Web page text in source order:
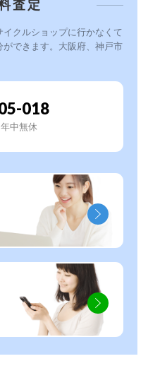
査定
クルショップに行かなくて
できます。大阪府、神戸市
018
中無休